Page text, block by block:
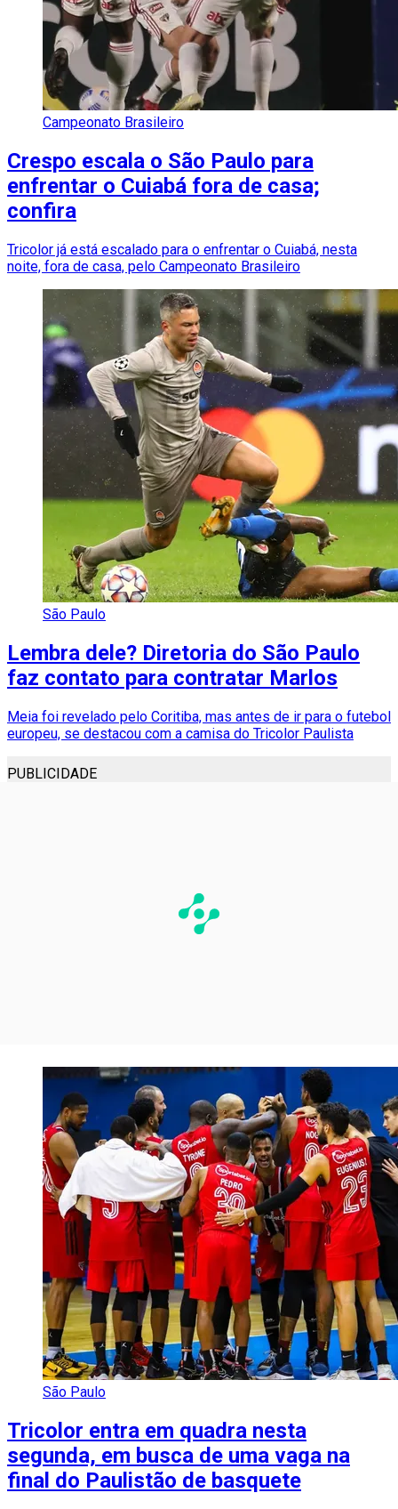
Campeonato Brasileiro
Crespo escala o São Paulo para
enfrentar o Cuiabá fora de casa;
confira
Tricolor já está escalado para o enfrentar o Cuiabá, nesta
noite, fora de casa, pelo Campeonato Brasileiro
São Paulo
Lembra dele? Diretoria do São Paulo
faz contato para contratar Marlos
Meia foi revelado pelo Coritiba, mas antes de ir para o futebol
europeu, se destacou com a camisa do Tricolor Paulista
PUBLICIDADE
São Paulo
Tricolor entra em quadra nesta
segunda, em busca de uma vaga na
final do Paulistão de basquete